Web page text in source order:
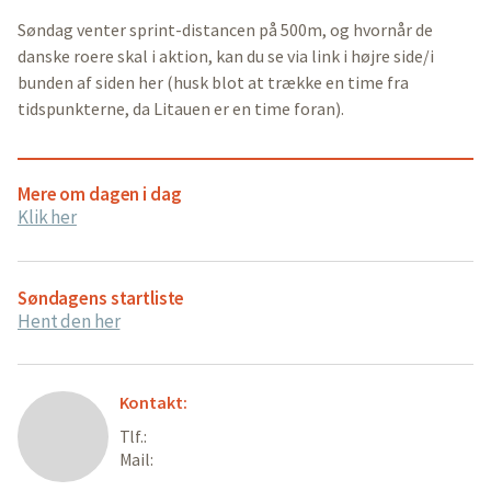
Søndag venter sprint-distancen på 500m, og hvornår de
danske roere skal i aktion, kan du se via link i højre side/i
bunden af siden her (husk blot at trække en time fra
tidspunkterne, da Litauen er en time foran).
Mere om dagen i dag
Klik her
Søndagens startliste
Hent den her
Kontakt:
Tlf.:
Mail: